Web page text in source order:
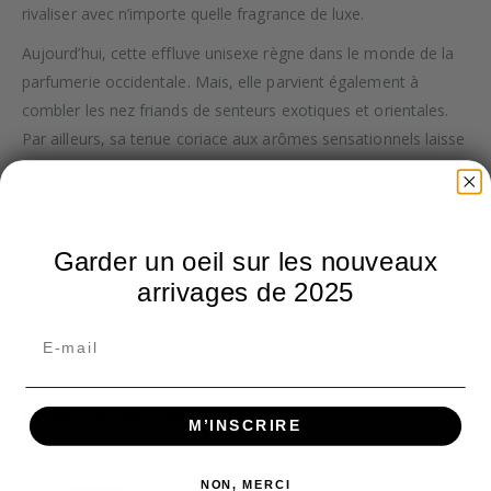
rivaliser avec n’importe quelle fragrance de luxe.
Aujourd’hui, cette effluve unisexe règne dans le monde de la
parfumerie occidentale. Mais, elle parvient également à
combler les nez friands de senteurs exotiques et orientales.
Par ailleurs, sa tenue coriace aux arômes sensationnels laisse
des effets désirables que l’on a du mal ignorer. A priori, les
amateurs de senteurs agréables ne sont pas près d’oublier ce
INFORMATIONS COMPLÉMENTAIRES
PRODUITS SIMILAIRES
Garder un oeil sur les nouveaux
arrivages de 2025
M’INSCRIRE
NON, MERCI